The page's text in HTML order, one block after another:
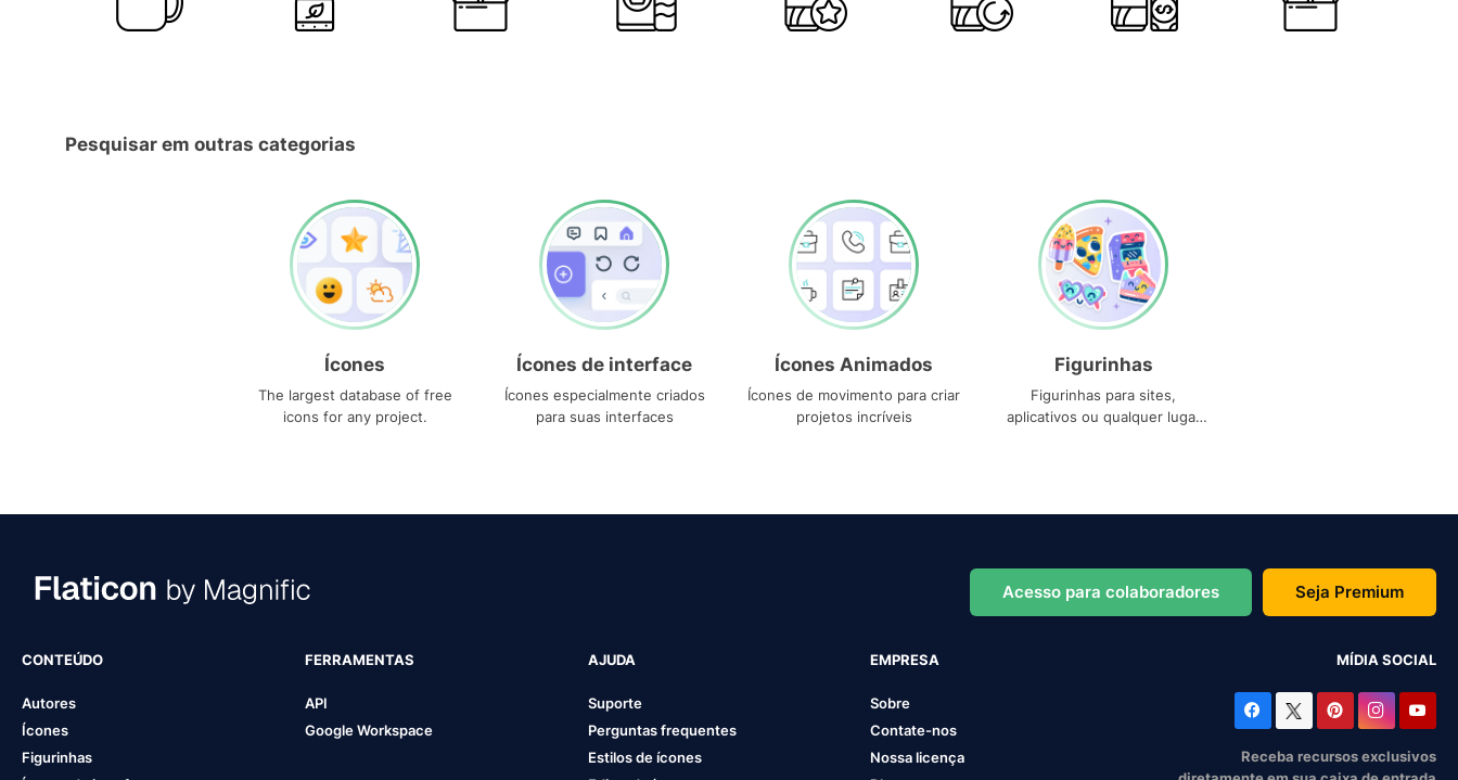
Pesquisar em outras categorias
Ícones
The largest database of free
icons for any project.
Ícones de interface
Ícones especialmente criados
para suas interfaces
Ícones Animados
Ícones de movimento para criar
projetos incríveis
Figurinhas
Figurinhas para sites,
aplicativos ou qualquer lugar
Acesso para colaboradores Seja Premium
CONTEÚDO
Autores
Ícones
Figurinhas
FERRAMENTAS
API
Google Workspace
AJUDA
Suporte
Perguntas frequentes
Estilos de ícones
EMPRESA
Sobre
Contate-nos
Nossa licença
MÍDIA SOCIAL
Receba recursos exclusivos